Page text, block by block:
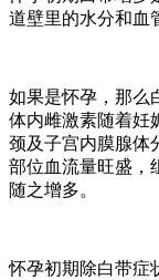
道壁里的水分和血
如果是怀孕，那么
体内雌激素随着妊
颈及子宫内膜腺体
部位血流量旺盛，
随之增多。
怀孕初期除白带症